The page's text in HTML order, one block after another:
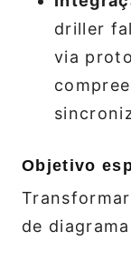
driller
via
Objetivo
de